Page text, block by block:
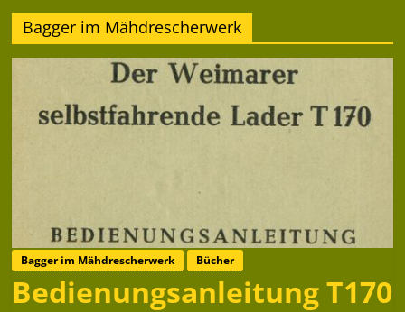
Bagger im Mähdrescherwerk
Bagger im Mähdrescherwerk Bücher
Bedienungsanleitung T170